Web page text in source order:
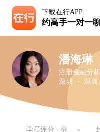
下载在行APP
约高手一对一
潘海琳
注册金融分
深圳 ・ 深圳
学员评分 - 分